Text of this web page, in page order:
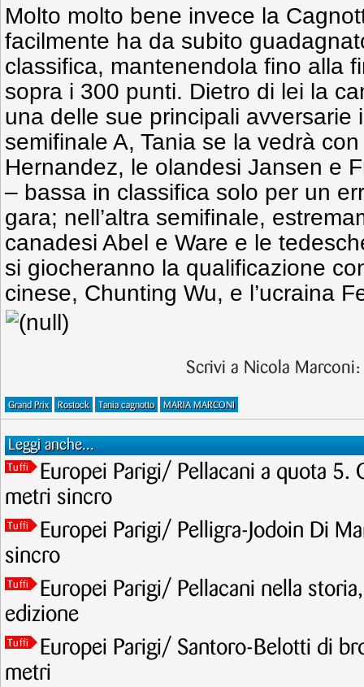
Molto molto bene invece la
facilmente ha da subito
classifica, mantenendola fino alla
sopra i 300 punti. Dietro di lei la
una delle sue principali avversarie
semifinale A, Tania se la vedrà
Hernandez, le olandesi Jansen e
– bassa in classifica solo per un
gara; nell’altra semifinale,
canadesi Abel e Ware e le
si giocheranno la qualificazione
cinese, Chunting Wu, e l’ucraina
Scrivi a Nicola Marconi:
Grand Prix Rostock Tania cagnotto MARIA MARCONI
Leggi anche...
Tuffi
Europei Parigi/ Pellacani a quota 5.
metri sincro
Tuffi
Europei Parigi/ Pelligra-Jodoin Di
sincro
Tuffi
Europei Parigi/ Pellacani nella
edizione
Tuffi
Europei Parigi/ Santoro-Belotti di
metri